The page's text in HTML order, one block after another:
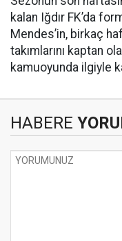
kalan Iğdır FK’da
Mendes’in, birkaç
takımlarını kaptan
kamuoyunda ilgiyle
HABERE